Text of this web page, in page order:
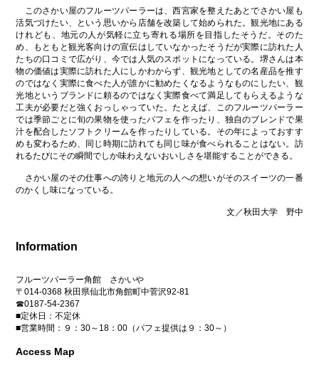
このさかい屋のフルーツパーラーは、西宮家を整えたあとでさかい屋も
活気づけたい、という思いから店舗を改築して始められた。観光地にある
けれども、地元の人が気軽に立ち寄れる場所を目指したそうだ。そのた
め、もともと観光客向けの宣伝はしていなかったそうだが実際に訪れた人
たちの口コミで広がり、今では人気のスポットになっている。堺さんは本
物の価値は実際に訪れた人にしかわからず、観光地としての名産品を推す
のではなく実際に食べた人が誰かに勧めたくなるようなものにしたい、観
光地というブランドに頼るのではなく実際食べて満足してもらえるような
工夫が必要だと強くおっしゃっていた。たとえば、このフルーツパーラー
では季節ごとに旬の果物を使ったパフェを作ったり、独自のブレンドで果
汁を配合したソフトクリームを作ったりしている。その年によっておすす
めも変わるため、同じ時期に訪れても同じ味が食べられることはない。訪
れるたびにその瞬間でしか味わえないおいしさを堪能することができる。
さかい屋のその仕事への誇りと地元の人への想いがそのスイーツの一番
のかくし味になっている。
文／秋田大学 野中
Information
フルーツパーラー角館 さかいや
〒014-0368 秋田県仙北市角館町中菅沢92-81
☎0187-54-2367
■定休日：不定休
■営業時間：９：30～18：00（パフェ提供は９：30～）
Access Map